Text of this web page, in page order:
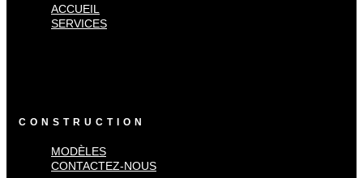
ACCUEIL
SERVICES
CONSTRUCTION
MODÈLES
CONTACTEZ-NOUS